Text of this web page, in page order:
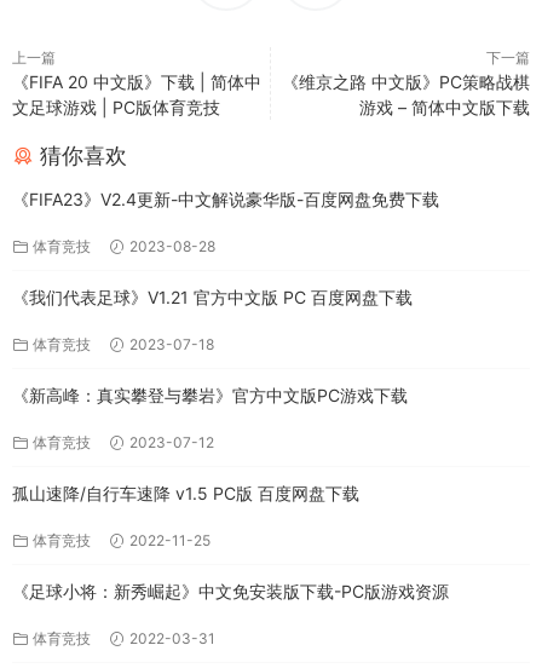
上一篇
《FIFA 20 中文版》下载 | 简体中
文足球游戏 | PC版体育竞技
下一篇
《维京之路 中文版》PC策略战棋
游戏 – 简体中文版下载
猜你喜欢
《FIFA23》V2.4更新-中文解说豪华版-百度网盘免费下载
体育竞技 2023-08-28
《我们代表足球》V1.21 官方中文版 PC 百度网盘下载
体育竞技 2023-07-18
《新高峰：真实攀登与攀岩》官方中文版PC游戏下载
体育竞技 2023-07-12
孤山速降/自行车速降 v1.5 PC版 百度网盘下载
体育竞技 2022-11-25
《足球小将：新秀崛起》中文免安装版下载-PC版游戏资源
体育竞技 2022-03-31